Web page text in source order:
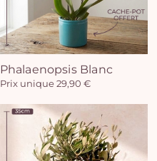
Phalaenopsis Blanc
Prix unique 29,90 €